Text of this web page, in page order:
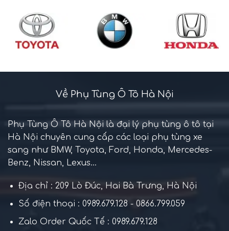
Về Phụ Tùng Ô Tô Hà Nội
Phụ Tùng Ô Tô Hà Nội là đại lý phụ tùng ô tô tại
Hà Nội chuyên cung cấp các loại phụ tùng xe
sang như BMW, Toyota, Ford, Honda, Mercedes-
Benz, Nissan, Lexus...
Địa chỉ : 209 Lò Đúc, Hai Bà Trưng, Hà Nội
Số điện thoại : 0989.679.128 - 0866.799.059
Zalo Order Quốc Tế : 0989.679.128